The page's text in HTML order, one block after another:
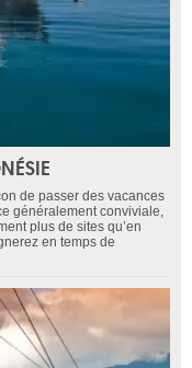
de passer des vacances
généralement conviviale,
plus de sites qu’en
en temps de